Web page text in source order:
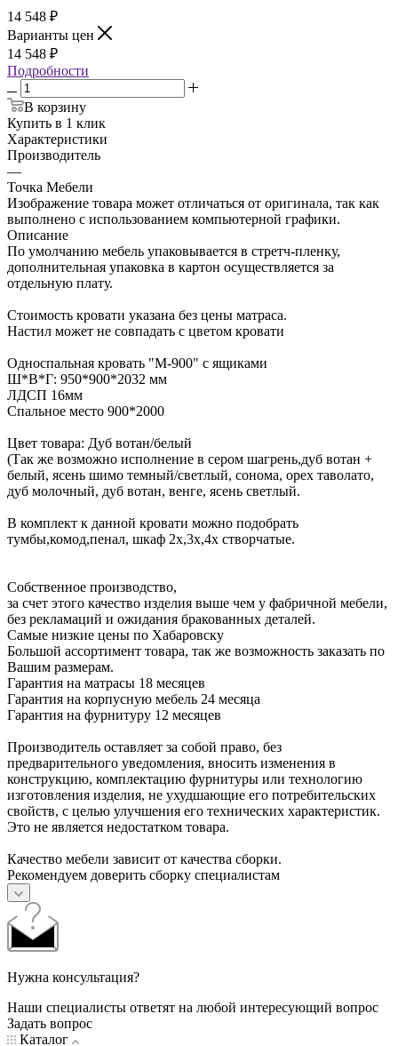
14 548 ₽
Варианты цен
14 548 ₽
Подробности
В корзину
Купить в 1 клик
Характеристики
Производитель
—
Точка Мебели
Изображение товара может отличаться от оригинала, так как
выполнено с использованием компьютерной графики.
Описание
По умолчанию мебель упаковывается в стретч-пленку,
дополнительная упаковка в картон осуществляется за
отдельную плату.
Стоимость кровати указана без цены матраса.
Настил может не совпадать с цветом кровати
Односпальная кровать "М-900" с ящиками
Ш*В*Г: 950*900*2032 мм
ЛДСП 16мм
Спальное место 900*2000
Цвет товара: Дуб вотан/белый
(Так же возможно исполнение в сером шагрень,дуб вотан +
белый, ясень шимо темный/светлый, сонома, орех таволато,
дуб молочный, дуб вотан, венге, ясень светлый.
В комплект к данной кровати можно подобрать
тумбы,комод,пенал, шкаф 2х,3х,4х створчатые.
Собственное производство,
за счет этого качество изделия выше чем у фабричной мебели,
без рекламаций и ожидания бракованных деталей.
Самые низкие цены по Хабаровску
Большой ассортимент товара, так же возможность заказать по
Вашим размерам.
Гарантия на матрасы 18 месяцев
Гарантия на корпусную мебель 24 месяца
Гарантия на фурнитуру 12 месяцев
Производитель оставляет за собой право, без
предварительного уведомления, вносить изменения в
конструкцию, комплектацию фурнитуры или технологию
изготовления изделия, не ухудшающие его потребительских
свойств, с целью улучшения его технических характеристик.
Это не является недостатком товара.
Качество мебели зависит от качества сборки.
Рекомендуем доверить сборку специалистам
Нужна консультация?
Наши специалисты ответят на любой интересующий вопрос
Задать вопрос
Каталог